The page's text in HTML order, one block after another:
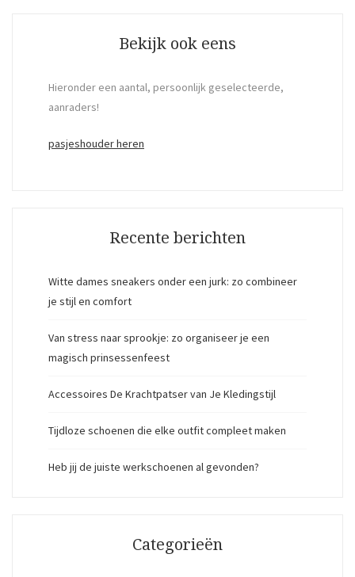
Bekijk ook eens
Hieronder een aantal, persoonlijk geselecteerde,
aanraders!
pasjeshouder heren
Recente berichten
Witte dames sneakers onder een jurk: zo combineer
je stijl en comfort
Van stress naar sprookje: zo organiseer je een
magisch prinsessenfeest
Accessoires De Krachtpatser van Je Kledingstijl
Tijdloze schoenen die elke outfit compleet maken
Heb jij de juiste werkschoenen al gevonden?
Categorieën